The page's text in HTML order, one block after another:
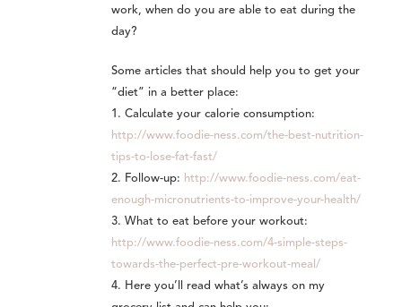
work, when do you are able to eat during the
day?
Some articles that should help you to get your
“diet” in a better place:
1. Calculate your calorie consumption:
http://www.foodie-ness.com/the-best-nutrition-
tips-to-lose-fat-fast/
2. Follow-up: http://www.foodie-ness.com/eat-
enough-micronutrients-to-improve-your-health/
3. What to eat before your workout:
http://www.foodie-ness.com/4-simple-steps-
towards-the-perfect-pre-workout-meal/
4. Here you’ll read what’s always on my